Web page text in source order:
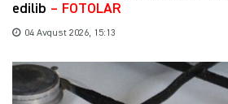
edilib – FOTOLAR
04 Avqust 2026, 15:13